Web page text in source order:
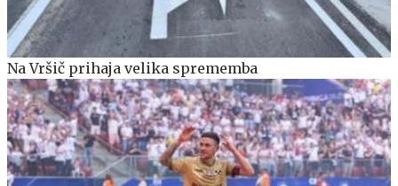
Na Vršič prihaja velika sprememba